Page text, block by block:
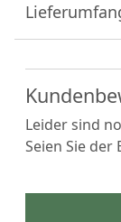
Leider sind
Seien Sie